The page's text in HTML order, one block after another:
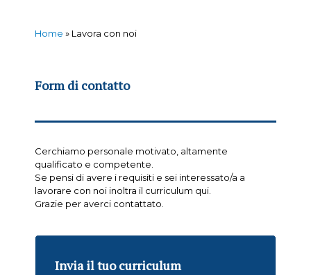
Home » Lavora con noi
Form di contatto
Cerchiamo personale motivato, altamente
qualificato e competente.
Se pensi di avere i requisiti e sei interessato/a a
lavorare con noi inoltra il curriculum qui.
Grazie per averci contattato.
Invia il tuo curriculum